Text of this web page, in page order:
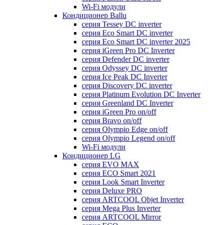
Wi-Fi модули
Кондиционер Ballu
серия Tessey DC inverter
серия Eco Smart DC inverter
серия Eco Smart DC inverter 2025
серия iGreen Pro DC Inverter
серия Defender DC inverter
серия Odyssey DC inverter
серия Ice Peak DС Inverter
cерия Discovery DC inverter
серия Platinum Evolution DC Inverter
серия Greenland DC Inverter
серия iGreen Pro on/off
серия Bravo on/off
серия Olympio Edge on/off
серия Olympio Legend on/off
Wi-Fi модули
Кондиционер LG
серия EVO MAX
серия ECO Smart 2021
серия Look Smart Inverter
серия Deluxe PRO
серия ARTCOOL Objet Inverter
серия Mega Plus Inverter
серия ARTCOOL Mirror